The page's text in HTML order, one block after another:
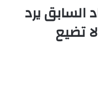
السابق يرد
تضيع